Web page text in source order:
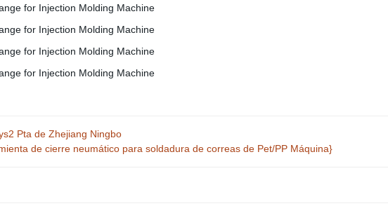
Pta de Zhejiang Ningbo
de cierre neumático para soldadura de correas de Pet/PP Máquina}